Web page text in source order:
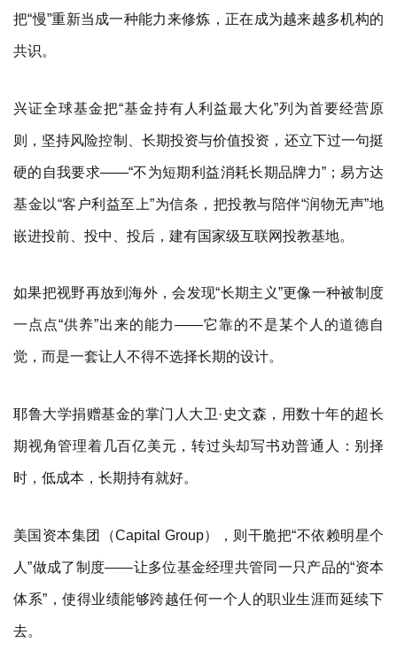
把“慢”重新当成一种能力来修炼，正在成为越来越多机构的
共识。
兴证全球基金把“基金持有人利益最大化”列为首要经营原
则，坚持风险控制、长期投资与价值投资，还立下过一句挺
硬的自我要求——“不为短期利益消耗长期品牌力”；易方达
基金以“客户利益至上”为信条，把投教与陪伴“润物无声”地
嵌进投前、投中、投后，建有国家级互联网投教基地。
如果把视野再放到海外，会发现“长期主义”更像一种被制度
一点点“供养”出来的能力——它靠的不是某个人的道德自
觉，而是一套让人不得不选择长期的设计。
耶鲁大学捐赠基金的掌门人大卫·史文森，用数十年的超长
期视角管理着几百亿美元，转过头却写书劝普通人：别择
时，低成本，长期持有就好。
美国资本集团（Capital Group），则干脆把“不依赖明星个
人”做成了制度——让多位基金经理共管同一只产品的“资本
体系”，使得业绩能够跨越任何一个人的职业生涯而延续下
去。